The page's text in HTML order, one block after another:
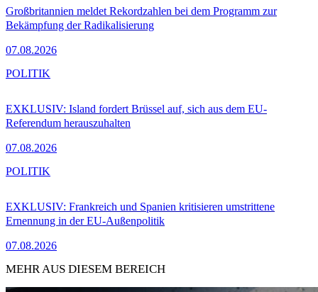
Großbritannien meldet Rekordzahlen bei dem Programm zur
Bekämpfung der Radikalisierung
07.08.2026
EXKLUSIV: Island fordert Brüssel auf, sich aus dem EU-
Referendum herauszuhalten
07.08.2026
POLITIK
EXKLUSIV: Frankreich und Spanien kritisieren umstrittene
Ernennung in der EU-Außenpolitik
07.08.2026
POLITIK
MEHR AUS DIESEM BEREICH